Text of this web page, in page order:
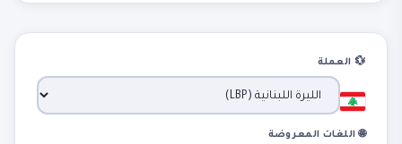
💱 العملة
🌐 اللغات المعروضة